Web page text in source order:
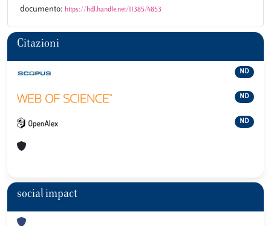
documento: https://hdl.handle.net/11385/4853
Citazioni
ND
ND
ND
social impact